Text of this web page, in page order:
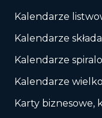
Kalendarze
Kalendarze
Kalendarze
Kalendarze
Karty biznesowe,